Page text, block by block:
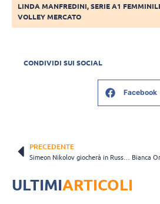
LINDA MANFREDINI,SERIE A1
VOLLEY MERCATO
CONDIVIDI SUI SOCIAL
Facebook
PRECEDENTE
ULTIMIARTICOLI